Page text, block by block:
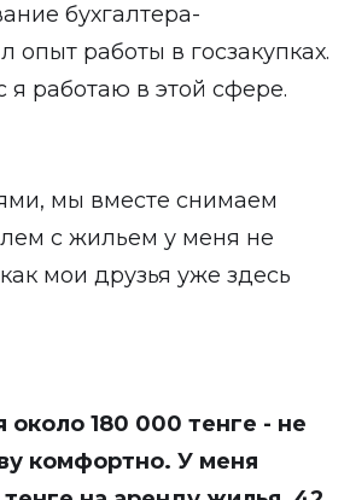
бухгалтера-
опыт работы в госзакупках.
я работаю в этой сфере.
мы вместе снимаем
с жильем у меня не
мои друзья уже здесь
около 180 000 тенге - не
комфортно. У меня